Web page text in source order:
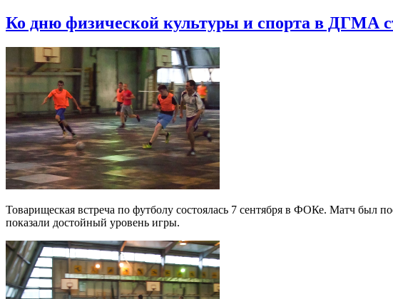
Ко дню физической культуры и спорта в ДГМА
Товарищеская встреча по футболу состоялась 7 сентября в ФОКе. Матч
показали достойный уровень игры.